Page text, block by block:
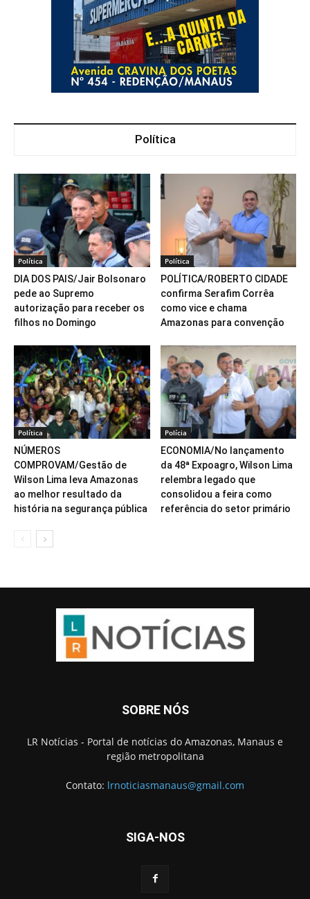
Política
Política
DIA DOS PAIS/Jair Bolsonaro
pede ao Supremo
autorização para receber os
filhos no Domingo
Política
POLÍTICA/ROBERTO CIDADE
confirma Serafim Corrêa
como vice e chama
Amazonas para convenção
Política
NÚMEROS
COMPROVAM/Gestão de
Wilson Lima leva Amazonas
ao melhor resultado da
história na segurança pública
Polícia
ECONOMIA/No lançamento
da 48ª Expoagro, Wilson Lima
relembra legado que
consolidou a feira como
referência do setor primário
SOBRE NÓS
LR Notícias - Portal de notícias do Amazonas, Manaus e
região metropolitana
Contato: lrnoticiasmanaus@gmail.com
SIGA-NOS